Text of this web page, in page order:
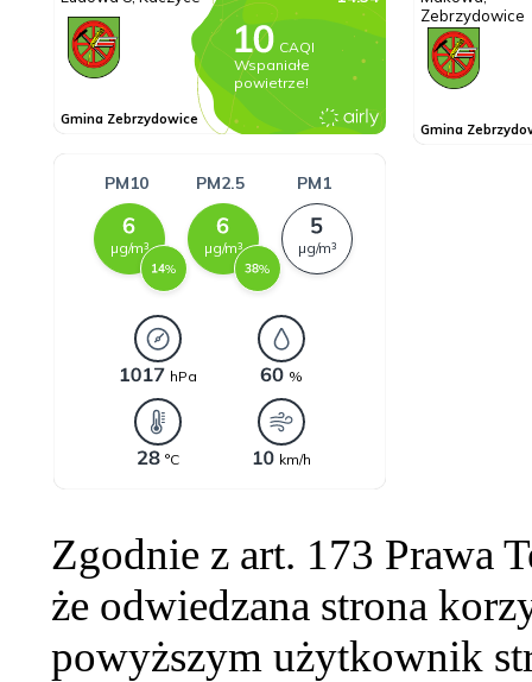
Zgodnie z art. 173 Prawa
że odwiedzana strona
powyższym użytkownik